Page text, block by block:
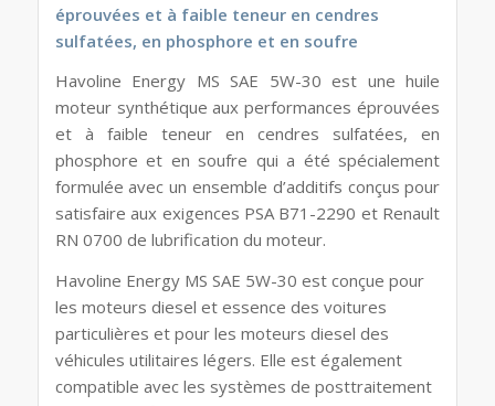
éprouvées et à faible teneur en cendres
sulfatées, en phosphore et en soufre
Havoline Energy MS SAE 5W-30 est une huile
moteur synthétique aux performances éprouvées
et à faible teneur en cendres sulfatées, en
phosphore et en soufre qui a été spécialement
formulée avec un ensemble d’additifs conçus pour
satisfaire aux exigences PSA B71-2290 et Renault
RN 0700 de lubrification du moteur.
Havoline Energy MS SAE 5W-30 est conçue pour
les moteurs diesel et essence des voitures
particulières et pour les moteurs diesel des
véhicules utilitaires légers. Elle est également
compatible avec les systèmes de posttraitement